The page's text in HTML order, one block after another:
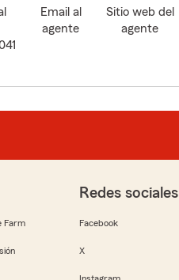
Email al
agente
Sitio web del
agente
Farm
Redes sociales
Facebook
X